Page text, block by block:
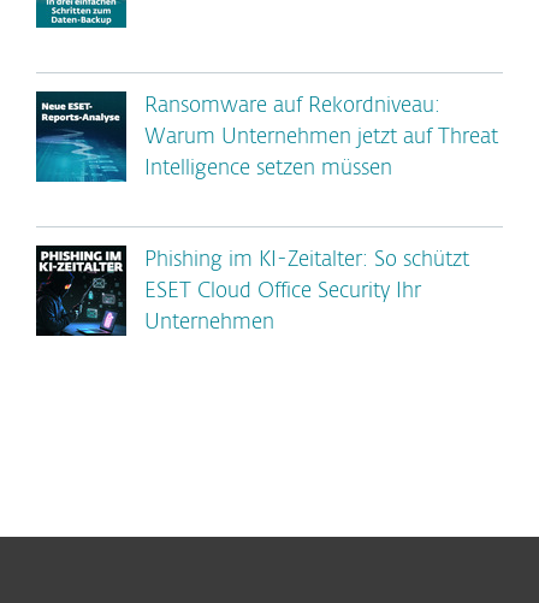
Ransomware auf Rekordniveau:
Warum Unternehmen jetzt auf Threat
Intelligence setzen müssen
Phishing im KI-Zeitalter: So schützt
ESET Cloud Office Security Ihr
Unternehmen